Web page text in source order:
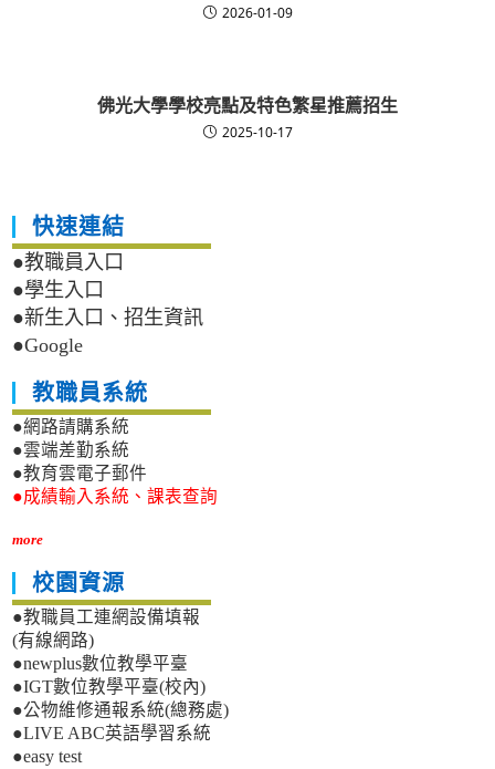
2026-01-09
佛光大學學校亮點及特色繁星推薦招生
2025-10-17
快速連結
●教職員入口
●學生入口
●新生入口、招生資訊
●Google
教職員系統
●網路請購系統
●雲端差勤系統
●教育雲電子郵件
●成績輸入系統、課表查詢
more
校園資源
●教職員工連網設備填報
(有線網路)
●newplus數位教學平臺
●IGT數位教學平臺(校內)
●公物維修通報系統(總務處)
●LIVE ABC英語學習系統
●easy test